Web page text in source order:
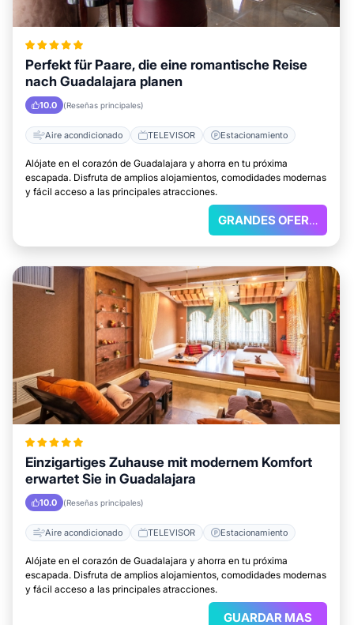
Perfekt für Paare, die eine romantische Reise
nach Guadalajara planen
10.0 (Reseñas principales)
Aire acondicionado TELEVISOR Estacionamiento
Alójate en el corazón de Guadalajara y ahorra en tu próxima
escapada. Disfruta de amplios alojamientos, comodidades modernas
y fácil acceso a las principales atracciones.
GRANDES OFERTAS
Einzigartiges Zuhause mit modernem Komfort
erwartet Sie in Guadalajara
10.0 (Reseñas principales)
Aire acondicionado TELEVISOR Estacionamiento
Alójate en el corazón de Guadalajara y ahorra en tu próxima
escapada. Disfruta de amplios alojamientos, comodidades modernas
y fácil acceso a las principales atracciones.
GUARDAR MAS